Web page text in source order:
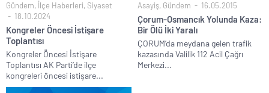
Gündem, İlçe Haberleri, Siyaset
18.10.2024
Kongreler Öncesi İstişare
Toplantısı
Kongreler Öncesi İstişare
Toplantısı AK Parti’de ilçe
kongreleri öncesi istişare...
Asayiş, Gündem 16.05.2015
Çorum-Osmancık Yolunda Kaza:
Bir Ölü İki Yaralı
ÇORUM’da meydana gelen trafik
kazasında Valilik 112 Acil Çağrı
Merkezi...